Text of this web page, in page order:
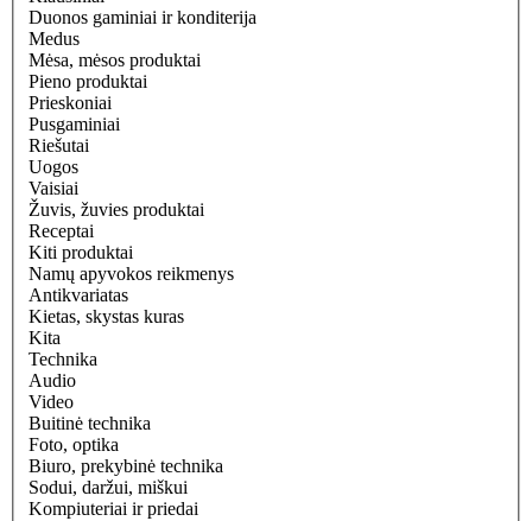
Duonos gaminiai ir konditerija
Medus
Mėsa, mėsos produktai
Pieno produktai
Prieskoniai
Pusgaminiai
Riešutai
Uogos
Vaisiai
Žuvis, žuvies produktai
Receptai
Kiti produktai
Namų apyvokos reikmenys
Antikvariatas
Kietas, skystas kuras
Kita
Technika
Audio
Video
Buitinė technika
Foto, optika
Biuro, prekybinė technika
Sodui, daržui, miškui
Kompiuteriai ir priedai